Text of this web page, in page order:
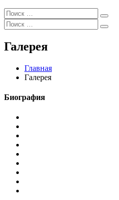
Искать:
Поиск
Искать:
Поиск
Галерея
Главная
Галерея
Биография